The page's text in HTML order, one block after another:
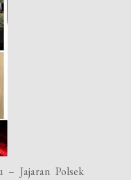
– Jajaran Polsek